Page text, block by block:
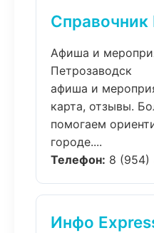
Справочник
Афиша и
Петрозаводск
афиша и
карта, отзывы.
помогаем
городе....
Телефон: 8 (954)
Инфо